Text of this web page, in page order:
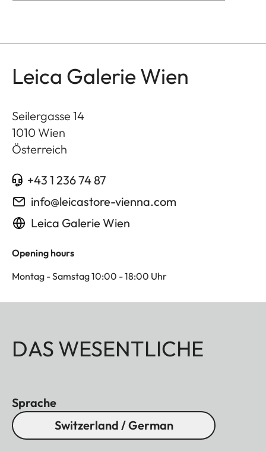
Leica Galerie Wien
Seilergasse 14
1010 Wien
Österreich
+43 1 236 74 87
info@leicastore-vienna.com
Leica Galerie Wien
Opening hours
Montag - Samstag 10:00 - 18:00 Uhr
DAS WESENTLICHE
Sprache
Switzerland / German